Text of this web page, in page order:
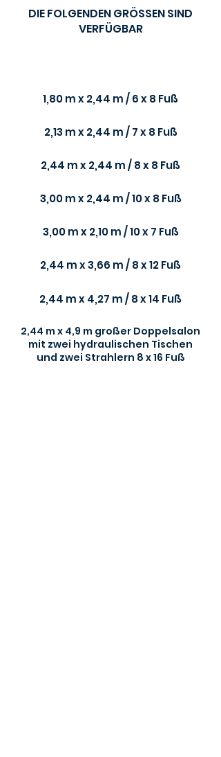
DIE FOLGENDEN GRÖSSEN SIND
VERFÜGBAR
1,80 m x 2,44 m / 6 x 8 Fuß
2,13 m x 2,44 m / 7 x 8 Fuß
2,44 m x 2,44 m / 8 x 8 Fuß
3,00 m x 2,44 m / 10 x 8 Fuß
3,00 m x 2,10 m / 10 x 7 Fuß
2,44 m x 3,66 m / 8 x 12 Fuß
2,44 m x 4,27 m / 8 x 14 Fuß
2,44 m x 4,9 m großer Doppelsalon
mit zwei hydraulischen Tischen
und zwei Strahlern 8 x 16 Fuß